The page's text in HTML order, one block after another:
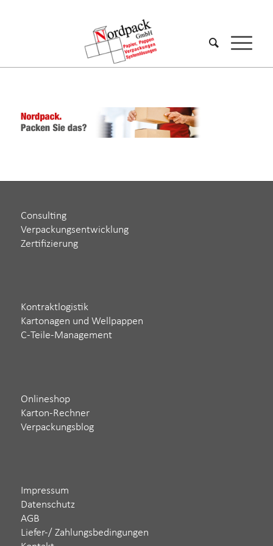
Consulting
Verpackungsentwicklung
Zertifizierung
Kontraktlogistik
Kartonagen und Wellpappen
C-Teile-Management
Onlineshop
Karton-Rechner
Verpackungsblog
Impressum
Datenschutz
AGB
Liefer-/ Zahlungsbedingungen